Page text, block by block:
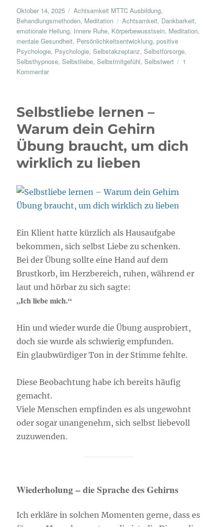
Veröffentlicht
am
Oktober 14, 2025 Kategorien
Achtsamkeit MTTC Ausbildung,
Behandlungsmethoden, Meditation Schlagwörter
Achtsamkeit, Dankbarkeit,
emotionale Heilung, Innere Ruhe, Körperbewusstsein, Meditation,
mentale Gesundheit, Persönlichkeitsentwicklung,positive
Psychologie, Psychologie,Selbstakzeptanz,Selbstfürsorge,
Selbsthypnose,Selbstliebe,Selbstmitgefühl,Selbstwert
1
Kommentarzu
eigenen
–
eine
geführte
Hypnose
Selbstliebe lernen –
Warum dein Gehirn
Übung braucht, um dich
wirklich zu lieben
Ein Klient hatte kürzlich als Hausaufgabe
bekommen, sich selbst Liebe zu schenken.
Bei der Übung sollte eine Hand auf dem
Brustkorb, im Herzbereich, ruhen, während er
laut und hörbar zu sich sagte:
„Ich liebe mich.“
Hin und wieder wurde die Übung ausprobiert,
doch sie wurde als schwierig empfunden.
Ein glaubwürdiger Ton in der Stimme fehlte.
Diese Beobachtung habe ich bereits häufig
gemacht.
Viele Menschen empfinden es als ungewohnt
oder sogar unangenehm, sich selbst liebevoll
zuzuwenden.
Wiederholung – die Sprache des Gehirns
Ich erkläre in solchen Momenten gerne, dass es